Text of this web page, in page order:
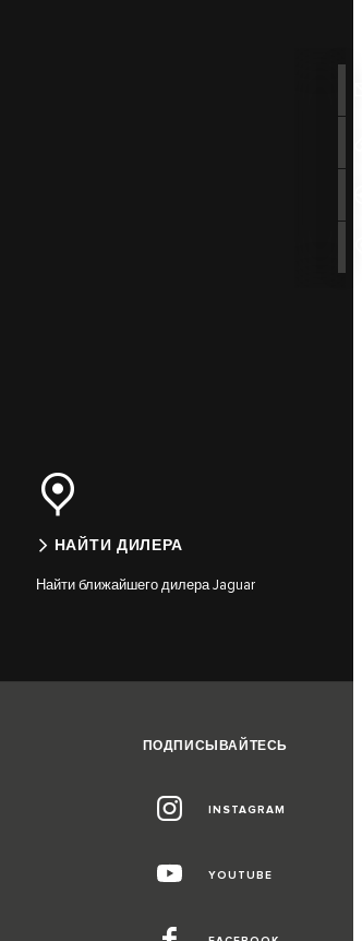
НАЙТИ ДИЛЕРА
Найти ближайшего дилера Jaguar
ПОДПИСЫВАЙТЕСЬ
INSTAGRAM
YOUTUBE